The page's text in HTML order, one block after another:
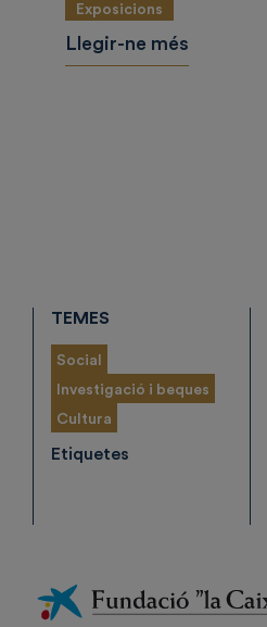
Exposicions
Llegir-ne més
TEMES
Social
Investigació i beques
Cultura
Etiquetes